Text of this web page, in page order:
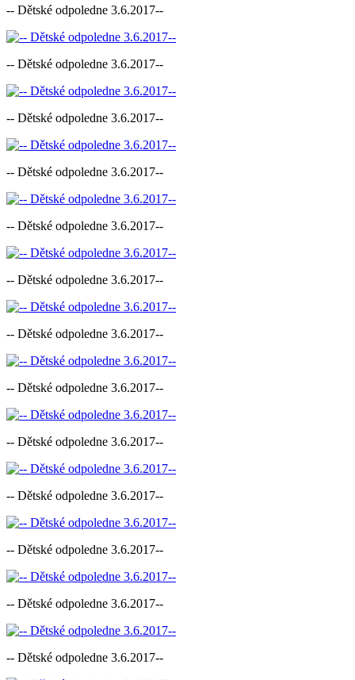
-- Dětské odpoledne 3.6.2017--
-- Dětské odpoledne 3.6.2017--
-- Dětské odpoledne 3.6.2017--
-- Dětské odpoledne 3.6.2017--
-- Dětské odpoledne 3.6.2017--
-- Dětské odpoledne 3.6.2017--
-- Dětské odpoledne 3.6.2017--
-- Dětské odpoledne 3.6.2017--
-- Dětské odpoledne 3.6.2017--
-- Dětské odpoledne 3.6.2017--
-- Dětské odpoledne 3.6.2017--
-- Dětské odpoledne 3.6.2017--
-- Dětské odpoledne 3.6.2017--